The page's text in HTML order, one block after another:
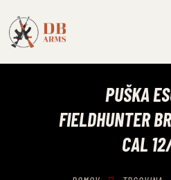
PUŠKA
FIELDHUNTER
CAL
OROŽJE
OPREMA
VZDRŽEVANJE OROŽJA